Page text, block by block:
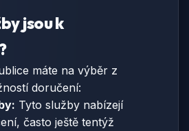
jsou k
máte na výběr z
doručení:
Tyto služby nabízejí
často ještě tentýž